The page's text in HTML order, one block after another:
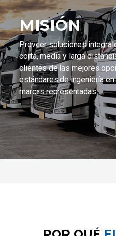
MISIÓN
Proveer soluciones
corta, media y larga
clientes de las mejores
estándares de ingeniería
marcas representadas.